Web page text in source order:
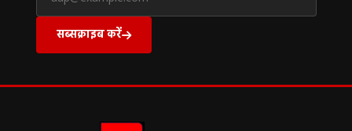
सब्सक्राइब करें